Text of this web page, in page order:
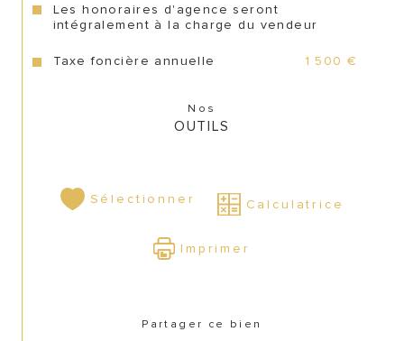
Les honoraires d'agence seront
intégralement à la charge du vendeur
Taxe foncière annuelle 1 500 €
Nos
OUTILS
Sélectionner Calculatrice
Imprimer
Partager ce bien